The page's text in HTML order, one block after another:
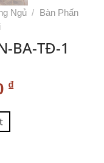
Ngủ /
Bàn Phấn
BA-TĐ-1
₫